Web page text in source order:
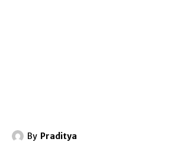
By Praditya